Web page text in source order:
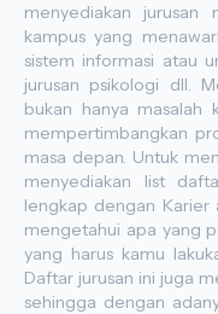
menyediakan jurusan
kampus yang
sistem informasi atau
jurusan psikologi dll.
bukan hanya masalah
mempertimbangkan
masa depan. Untuk
menyediakan list
lengkap dengan
mengetahui apa yang
yang harus kamu
Daftar jurusan ini juga
sehingga dengan